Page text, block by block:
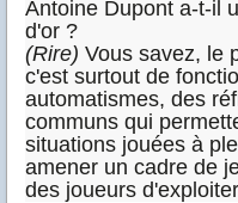
Antoine Dupont a-t-il
d'or ?
(Rire) Vous savez, le
c'est surtout de
automatismes, des
communs qui
situations jouées à
amener un cadre de
des joueurs